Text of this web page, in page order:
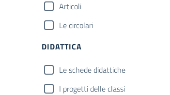
Articoli
Le circolari
DIDATTICA
Le schede didattiche
I progetti delle classi